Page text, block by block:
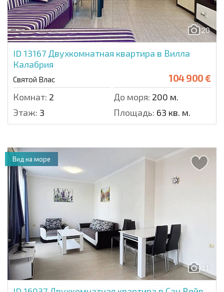
20
ID 13167 Двухкомнатная квартира в Вилла
Калабрия
Святой Влас 104 900 €
Комнат: 2 До моря: 200 м.
Этаж: 3 Площадь: 63 кв. м.
11
Вид на море